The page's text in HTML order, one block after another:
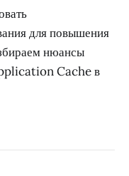
для повышения
нюансы
Cache в